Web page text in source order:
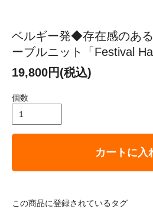
ベルギー発◆存在感のあ
ーブルニット「Festival
19,800円(税込)
個数
カートに入
この商品に登録されているタグ